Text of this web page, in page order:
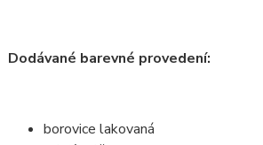
Dodávané barevné provedení:
borovice lakovaná